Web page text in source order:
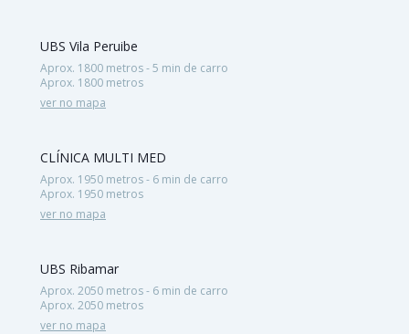
UBS Vila Peruibe
Aprox. 1800 metros - 5 min de carro
Aprox. 1800 metros
ver no mapa
CLÍNICA MULTI MED
Aprox. 1950 metros - 6 min de carro
Aprox. 1950 metros
ver no mapa
UBS Ribamar
Aprox. 2050 metros - 6 min de carro
Aprox. 2050 metros
ver no mapa